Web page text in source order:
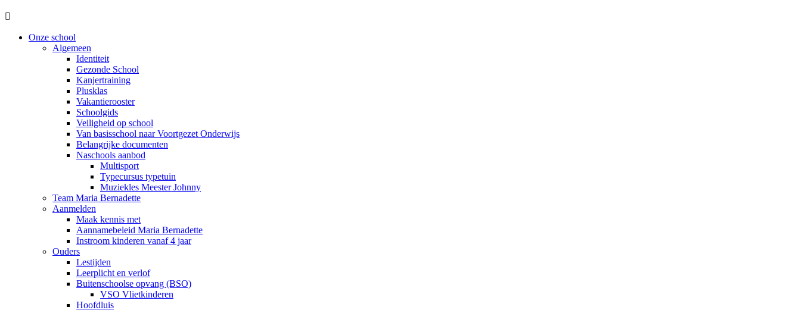

Onze school
Algemeen
Identiteit
Gezonde School
Kanjertraining
Plusklas
Vakantierooster
Schoolgids
Veiligheid op school
Van basisschool naar Voortgezet Onderwijs
Belangrijke documenten
Naschools aanbod
Multisport
Typecursus typetuin
Muziekles Meester Johnny
Team Maria Bernadette
Aanmelden
Maak kennis met
Aannamebeleid Maria Bernadette
Instroom kinderen vanaf 4 jaar
Ouders
Lestijden
Leerplicht en verlof
Buitenschoolse opvang (BSO)
VSO Vlietkinderen
Hoofdluis